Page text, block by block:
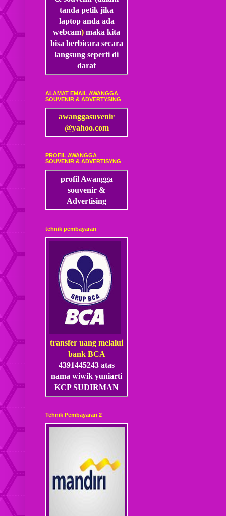
tanda petik jika
laptop anda ada
webcam)maka kita
bisa berbicara secara
langsung seperti di
darat
ALAMAT EMAIL AWANGGA
SOUVENIR & ADVERTYSING
awanggasuvenir
@yahoo.com
PROFIL AWANGGA
SOUVENIR & ADVERTISYNG
profil Awangga
souvenir &
Advertising
tehnik pembayaran
transfer uang melalui
bank BCA
4391445243 atas
nama wiwik yuniarti
KCP SUDIRMAN
Tehnik Pembayaran 2